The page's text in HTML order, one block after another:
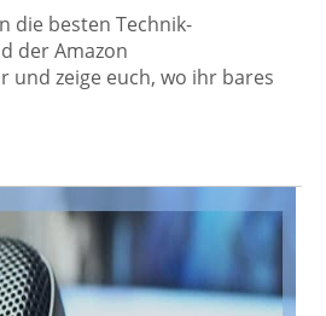
die besten Technik-
der Amazon
und zeige euch, wo ihr bares